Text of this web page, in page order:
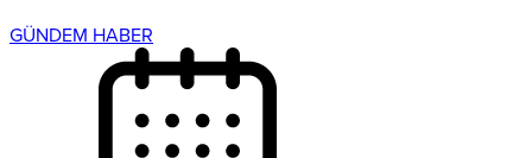
GÜNDEM HABER